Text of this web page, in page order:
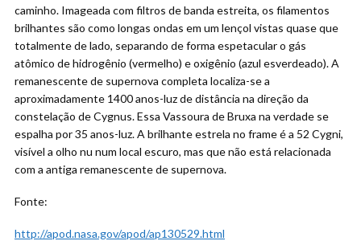
caminho. Imageada com filtros de banda estreita, os filamentos
brilhantes são como longas ondas em um lençol vistas quase que
totalmente de lado, separando de forma espetacular o gás
atômico de hidrogênio (vermelho) e oxigênio (azul esverdeado). A
remanescente de supernova completa localiza-se a
aproximadamente 1400 anos-luz de distância na direção da
constelação de Cygnus. Essa Vassoura de Bruxa na verdade se
espalha por 35 anos-luz. A brilhante estrela no frame é a 52 Cygni,
visível a olho nu num local escuro, mas que não está relacionada
com a antiga remanescente de supernova.
Fonte:
http://apod.nasa.gov/apod/ap130529.html